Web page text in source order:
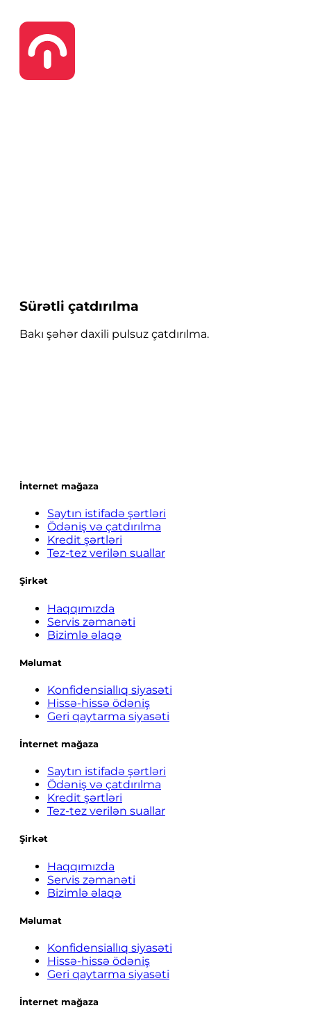
Sürətli çatdırılma
Bakı şəhər daxili pulsuz çatdırılma.
İnternet mağaza
Saytın istifadə şərtləri
Ödəniş və çatdırılma
Kredit şərtləri
Tez-tez verilən suallar
Şirkət
Haqqımızda
Servis zəmanəti
Bizimlə əlaqə
Məlumat
Konfidensiallıq siyasəti
Hissə-hissə ödəniş
Geri qaytarma siyasəti
İnternet mağaza
Saytın istifadə şərtləri
Ödəniş və çatdırılma
Kredit şərtləri
Tez-tez verilən suallar
Şirkət
Haqqımızda
Servis zəmanəti
Bizimlə əlaqə
Məlumat
Konfidensiallıq siyasəti
Hissə-hissə ödəniş
Geri qaytarma siyasəti
İnternet mağaza